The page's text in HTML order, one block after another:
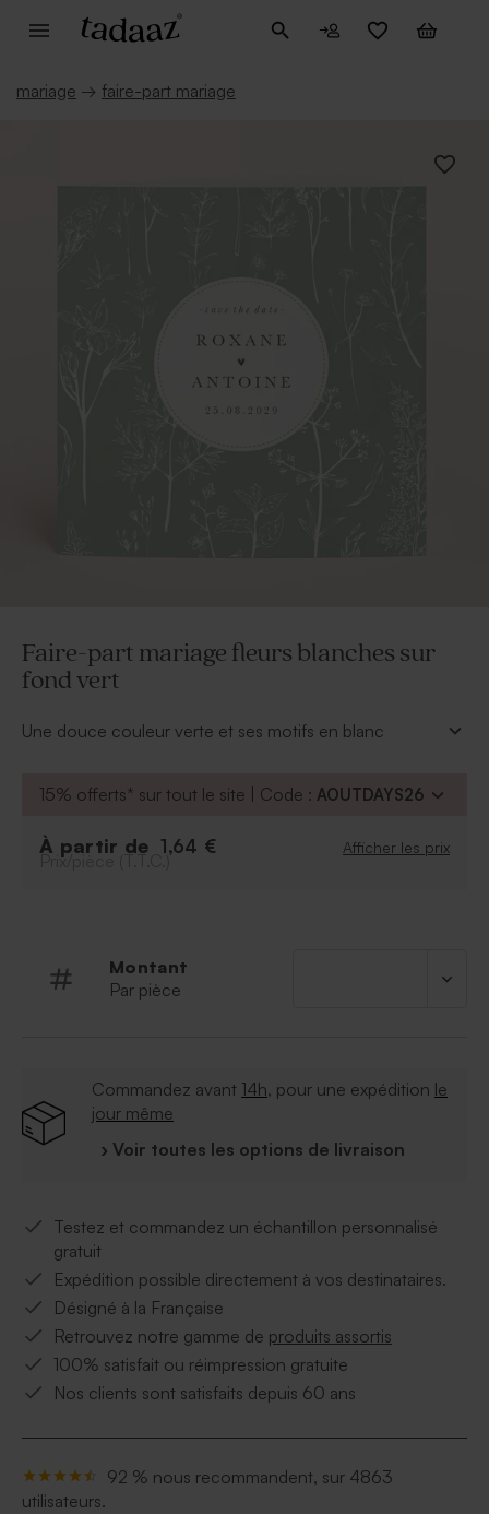
mariage → faire-part mariage
Faire-part mariage fleurs blanches sur
fond vert
Une douce couleur verte et ses motifs en blanc
À personnaliser :
Texte et photo
15% offerts* sur tout le site | Code : AOUTDAYS26
À partir de 1,64 € Afficher les prix
Prix/pièce (T.T.C.)
Montant
Par pièce
Commandez avant 14h, pour une expédition le
jour même
› Voir toutes les options de livraison
Testez et commandez un échantillon personnalisé
gratuit
Expédition possible directement à vos destinataires.
Désigné à la Française
Retrouvez notre gamme de produits assortis
100% satisfait ou réimpression gratuite
Nos clients sont satisfaits depuis 60 ans
92 % nous recommandent, sur 4863
utilisateurs.